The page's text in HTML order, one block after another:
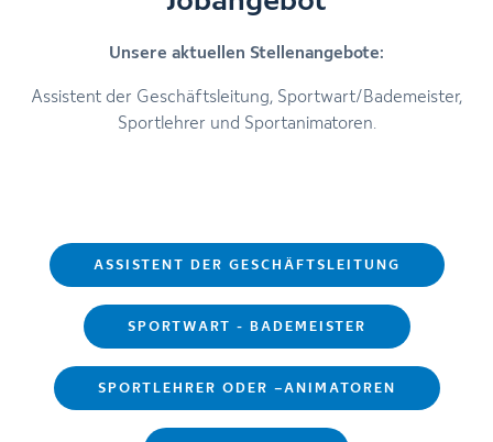
Unsere aktuellen Stellenangebote:
Assistent der Geschäftsleitung, Sportwart/Bademeister,
Sportlehrer und Sportanimatoren.
ASSISTENT DER GESCHÄFTSLEITUNG
SPORTWART - BADEMEISTER
SPORTLEHRER ODER –ANIMATOREN